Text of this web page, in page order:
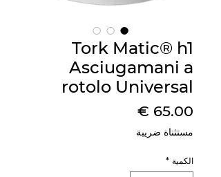
Tork Matic® h1
Asciugamani a
rotolo Universal
السعر
مستثناة ضريبة
الكمية *